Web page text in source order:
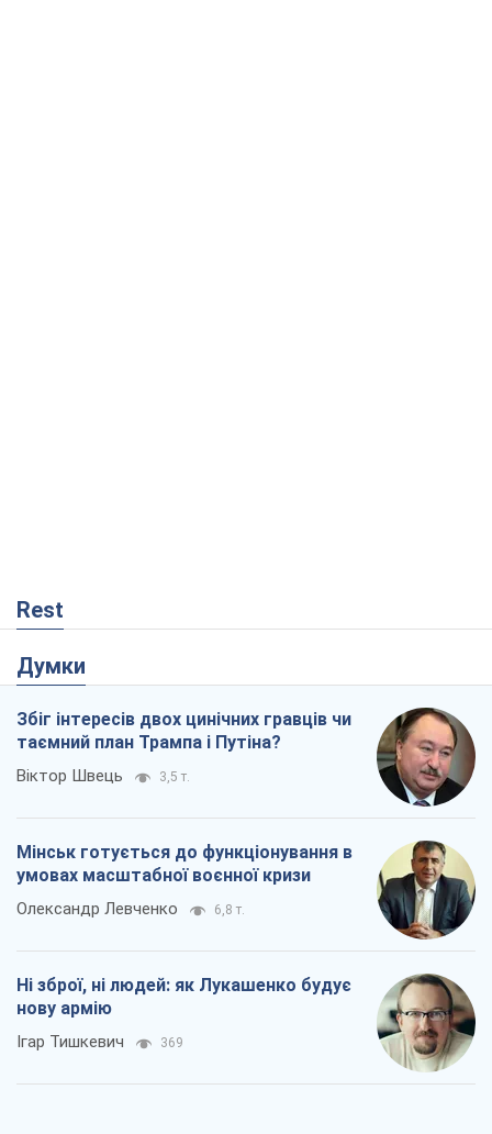
Rest
Думки
Збіг інтересів двох цинічних гравців чи
таємний план Трампа і Путіна?
Віктор Швець 3,5 т.
Мінськ готується до функціонування в
умовах масштабної воєнної кризи
Олександр Левченко 6,8 т.
Ні зброї, ні людей: як Лукашенко будує
нову армію
Ігар Тишкевич 369